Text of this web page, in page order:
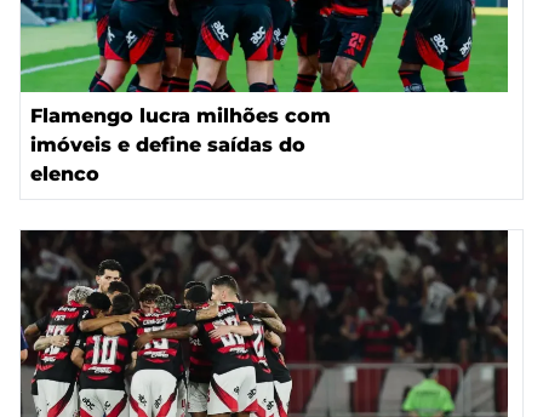
Flamengo lucra milhões com
imóveis e define saídas do
elenco